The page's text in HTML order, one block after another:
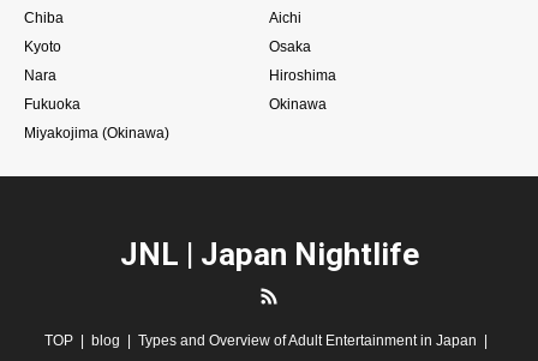
Chiba
Aichi
Kyoto
Osaka
Nara
Hiroshima
Fukuoka
Okinawa
Miyakojima (Okinawa)
JNL | Japan Nightlife
TOP blog Types and Overview of Adult Entertainment in Japan